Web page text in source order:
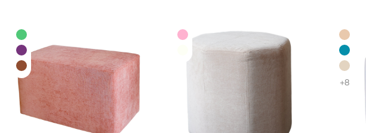
+8